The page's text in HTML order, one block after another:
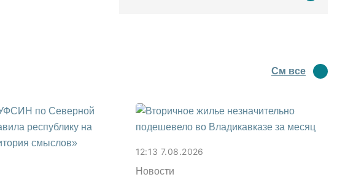
См все
12:13 7.08.2026
Новости